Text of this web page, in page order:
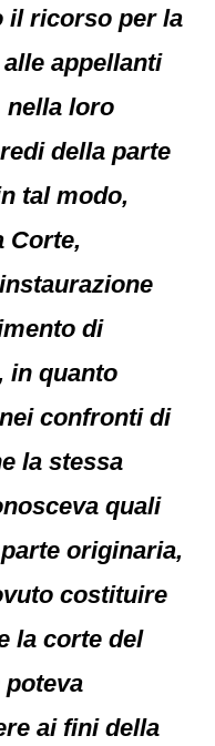
il ricorso per la
appellanti
nella loro
della parte
tal modo,
Corte,
di
in quanto
confronti di
la stessa
quali
originaria,
costituire
la corte del
ai fini della